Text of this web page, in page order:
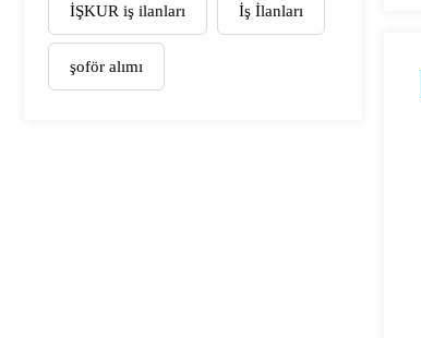
İŞKUR iş ilanları İş İlanları
şoför alımı